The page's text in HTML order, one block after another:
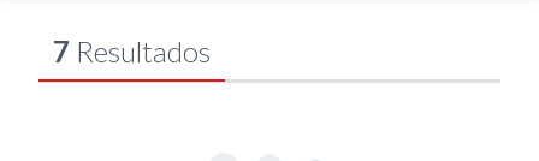
7 Resultados